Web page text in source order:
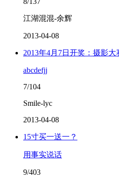
江湖混混-余辉
2013-04-08
2013年4月7日开奖：摄影
abcdefjj
7/104
Smile-lyc
2013-04-08
15寸买一送一？
用事实说话
9/403